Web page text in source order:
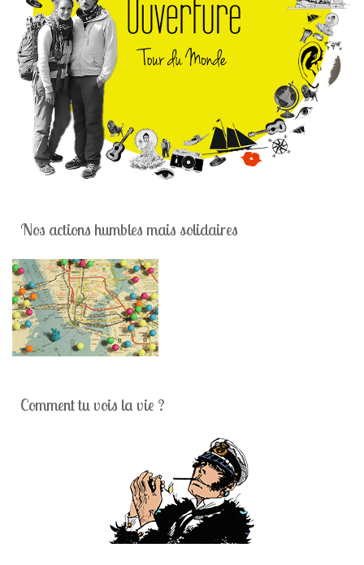
Nos actions humbles mais solidaires
Comment tu vois la vie ?